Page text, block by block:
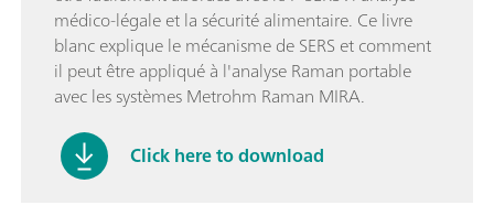
médico-légale et la sécurité alimentaire. Ce livre
blanc explique le mécanisme de SERS et comment
il peut être appliqué à l'analyse Raman portable
avec les systèmes Metrohm Raman MIRA.
Click here to download